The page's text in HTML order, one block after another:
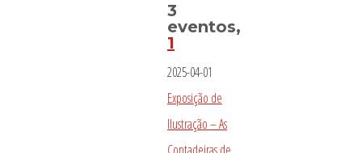
3
eventos,
1
2025-04-01
Exposição de
Ilustração – As